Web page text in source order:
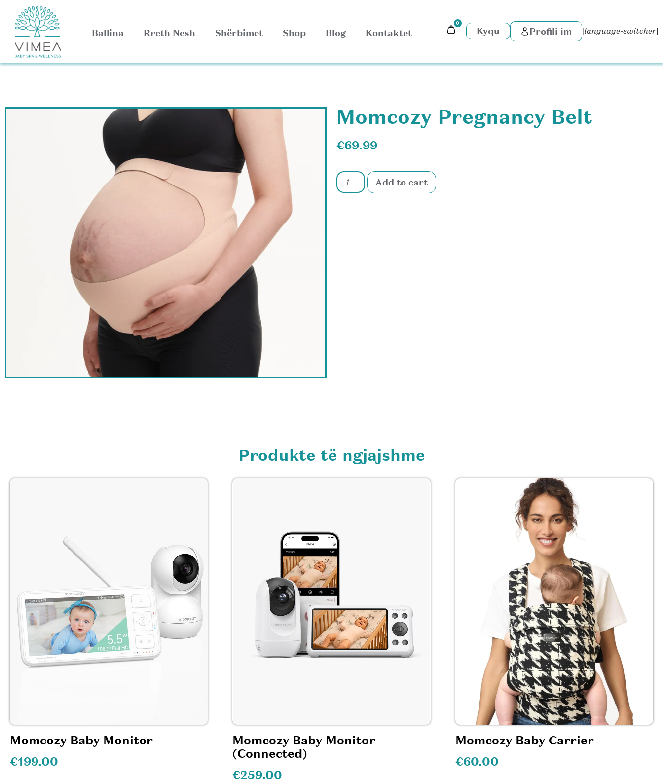
Ballina Rreth Nesh Shërbimet Shop Blog Kontaktet
0
Kyqu Profili im [language-switcher]
Momcozy Pregnancy Belt
€69.99
Add to cart
Produkte të ngjajshme
Momcozy Baby Monitor
€199.00
Momcozy Baby Monitor
(Connected)
€259.00
Momcozy Baby Carrier
€60.00